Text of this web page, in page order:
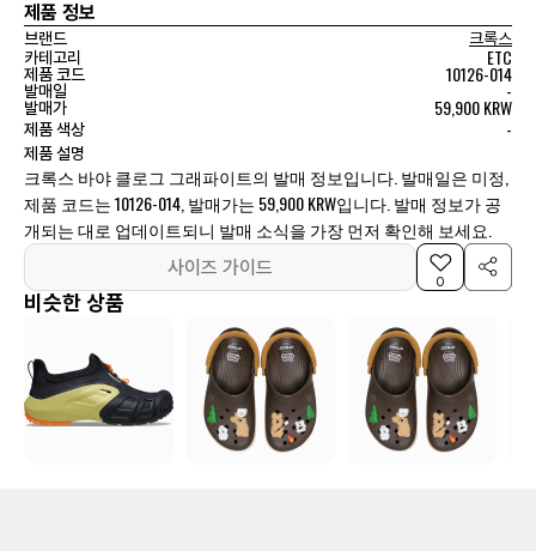
제품 정보
브랜드
크록스
카테고리
ETC
제품 코드 10126-014
발매일 -
발매가 59,900 KRW
제품 색상 -
제품 설명
크록스 바야 클로그 그래파이트의 발매 정보입니다. 발매일은 미정,
제품 코드는 10126-014, 발매가는 59,900 KRW입니다. 발매 정보가 공
개되는 대로 업데이트되니 발매 소식을 가장 먼저 확인해 보세요.
사이즈 가이드
0
비슷한 상품